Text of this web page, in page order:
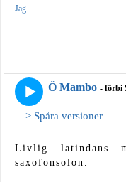
Jag
Ö Mambo - förbi
> Spåra versioner
Livlig latindans
saxofonsolon.